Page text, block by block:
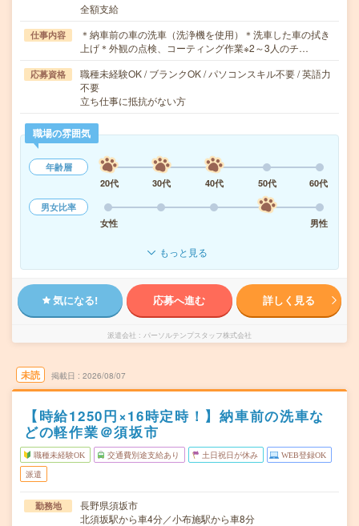
全額支給
仕事内容
＊納車前の車の洗車（洗浄機を使用）＊洗車した車の拭き
上げ＊外観の点検、コーティング作業※2～3人のチ…
応募資格
職種未経験OK / ブランクOK / パソコンスキル不要 / 英語力
不要
立ち仕事に抵抗がない方
職場の雰囲気
年齢層
20代
30代 40代 50代
60代
男女比率
女性
男性
もっと見る
気になる! 応募へ進む 詳しく見る
派遣会社 パーソルテンプスタッフ株式会社
未読 掲載日 2026/08/07
【時給1250円×16時定時！】納車前の洗車な
どの軽作業＠須坂市
職種未経験OK 交通費別途支給あり 土日祝日が休み WEB登録OK
派遣
勤務地
長野県須坂市
北須坂駅から車4分／小布施駅から車8分